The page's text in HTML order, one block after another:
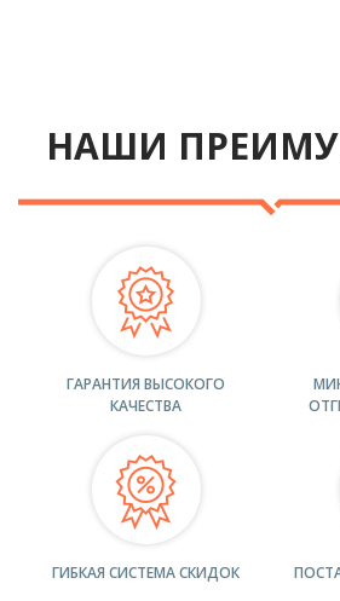
НАШИ
ГАРАНТИЯ ВЫСОКОГО
КАЧЕСТВА
ГИБКАЯ СИСТЕМА СКИДОК